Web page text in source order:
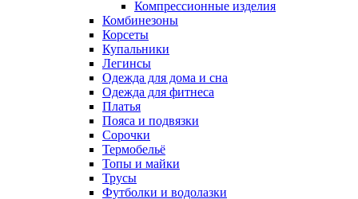
Компрессионные изделия
Комбинезоны
Корсеты
Купальники
Легинсы
Одежда для дома и сна
Одежда для фитнеса
Платья
Пояса и подвязки
Сорочки
Термобельё
Топы и майки
Трусы
Футболки и водолазки